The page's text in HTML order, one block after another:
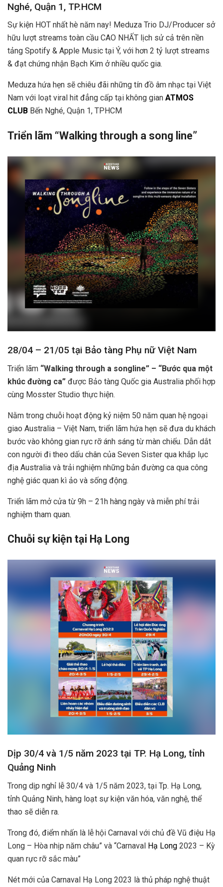
Nghé, Quận 1, TP.HCM
Sự kiện HOT nhất hè năm nay! Meduza Trio DJ/Producer sở
hữu lượt streams toàn cầu CAO NHẤT lịch sử cả trên nền
tảng Spotify & Apple Music tại Ý, với hơn 2 tỷ lượt streams
& đạt chứng nhận Bạch Kim ở nhiều quốc gia.
Meduza hứa hẹn sẽ chiêu đãi những tín đồ âm nhạc tại Việt
Nam với loạt viral hit đẳng cấp tại không gian ATMOS
CLUB Bến Nghé, Quận 1, TPHCM
Triển lãm “Walking through a song line”
28/04 – 21/05 tại Bảo tàng Phụ nữ Việt Nam
Triển lãm “Walking through a songline” – “Bước qua một
khúc đường ca” được Bảo tàng Quốc gia Australia phối hợp
cùng Mosster Studio thực hiện.
Nằm trong chuỗi hoạt động kỷ niệm 50 năm quan hệ ngoại
giao Australia – Việt Nam, triển lãm hứa hẹn sẽ đưa du khách
bước vào không gian rực rỡ ánh sáng từ màn chiếu. Dẫn dắt
con người đi theo dấu chân của Seven Sister qua khắp lục
địa Australia và trải nghiệm những bản đường ca qua công
nghệ giác quan kì ảo và sống động.
Triển lãm mở cửa từ 9h – 21h hàng ngày và miễn phí trải
nghiệm tham quan.
Chuỗi sự kiện tại Hạ Long
Dịp 30/4 và 1/5 năm 2023 tại TP. Hạ Long, tỉnh
Quảng Ninh
Trong dịp nghỉ lễ 30/4 và 1/5 năm 2023, tại Tp. Hạ Long,
tỉnh Quảng Ninh, hàng loạt sự kiện văn hóa, văn nghệ, thể
thao sẽ diễn ra.
Trong đó, điểm nhấn là lễ hội Carnaval với chủ đề Vũ điệu Hạ
Long – Hòa nhịp năm châu” và “Carnaval Hạ Long 2023 – Kỳ
quan rực rỡ sắc màu”
Nét mới của Carnaval Hạ Long 2023 là thủ pháp nghệ thuật